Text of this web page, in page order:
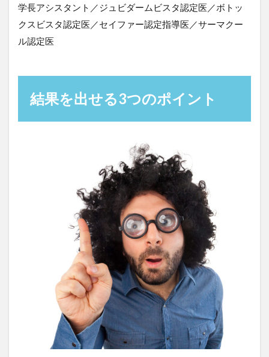
学長アシスタント／ジュビダームビスタ認定医／ボトッ
クスビスタ認定医／セイファー認定指導医／サーマクー
ル認定医
結果を出せる3つのポイント